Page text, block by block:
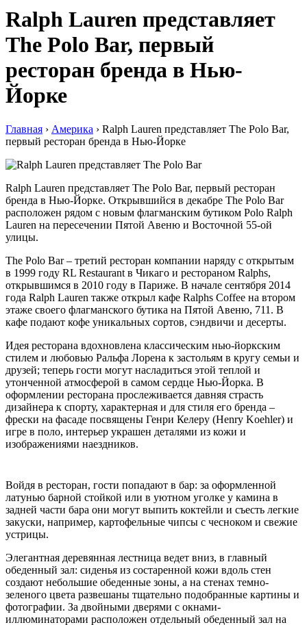
Ralph Lauren представляет
The Polo Bar, первый
ресторан бренда в Нью-
Йорке
Главная › Америка › Ralph Lauren представляет The Polo Bar,
первый ресторан бренда в Нью-Йорке
Ralph Lauren представляет The Polo Bar, первый ресторан
бренда в Нью-Йорке. Открывшийся в декабре The Polo Bar
расположен рядом с новым флагманским бутиком Polo Ralph
Lauren на пересечении Пятой Авеню и Восточной 55-ой
улицы.
The Polo Bar – третий ресторан компании наряду с открытым
в 1999 году RL Restaurant в Чикаго и рестораном Ralphs,
открывшимся в 2010 году в Париже. В начале сентября 2014
года Ralph Lauren также открыл кафе Ralphs Coffee на втором
этаже своего флагманского бутика на Пятой Авеню, 711. В
кафе подают кофе уникальных сортов, сэндвичи и десерты.
Идея ресторана вдохновлена классическим нью-йоркским
стилем и любовью Ральфа Лорена к застольям в кругу семьи и
друзей; теперь гости могут насладиться этой теплой и
утонченной атмосферой в самом сердце Нью-Йорка. В
оформлении ресторана прослеживается давняя страсть
дизайнера к спорту, характерная и для стиля его бренда –
фрески на фасаде посвящены Генри Келеру (Henry Koehler) и
игре в поло, интерьер украшен деталями из кожи и
изображениями наездников.
Войдя в ресторан, гости попадают в бар: за оформленной
латунью барной стойкой или в уютном уголке у камина в
задней части бара они могут выпить коктейли и съесть легкие
закуски, например, картофельные чипсы с чесноком и свежие
устрицы.
Элегантная деревянная лестница ведет вниз, в главный
обеденный зал: сиденья из состаренной кожи вдоль стен
создают небольшие обеденные зоны, а на стенах темно-
зеленого цвета развешаны тщательно подобранные картины и
фотографии. За двойными дверями с окнами-
иллюминаторами расположен отдельный обеденный зал на